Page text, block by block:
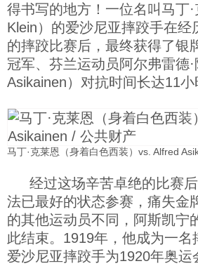
得书写的地方！一位名叫马丁
Klein）的爱沙尼亚摔跤手在经
的摔跤比赛后，最终获得了银
冠军、芬兰运动员阿尔弗雷德
Asikainen）对抗时间长达11小
马丁·克莱恩（身着白色西装）vs. Alfred
经过这场辛苦卓绝的比赛
法已最好的状态参赛，痛失金
的其他运动员不同，阿斯凯宁
此结束。1919年，他成为一名
爱沙尼亚摔跤手为1920年奥运